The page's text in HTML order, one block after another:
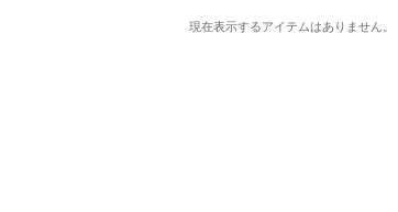
現在表示するアイテムはありません。